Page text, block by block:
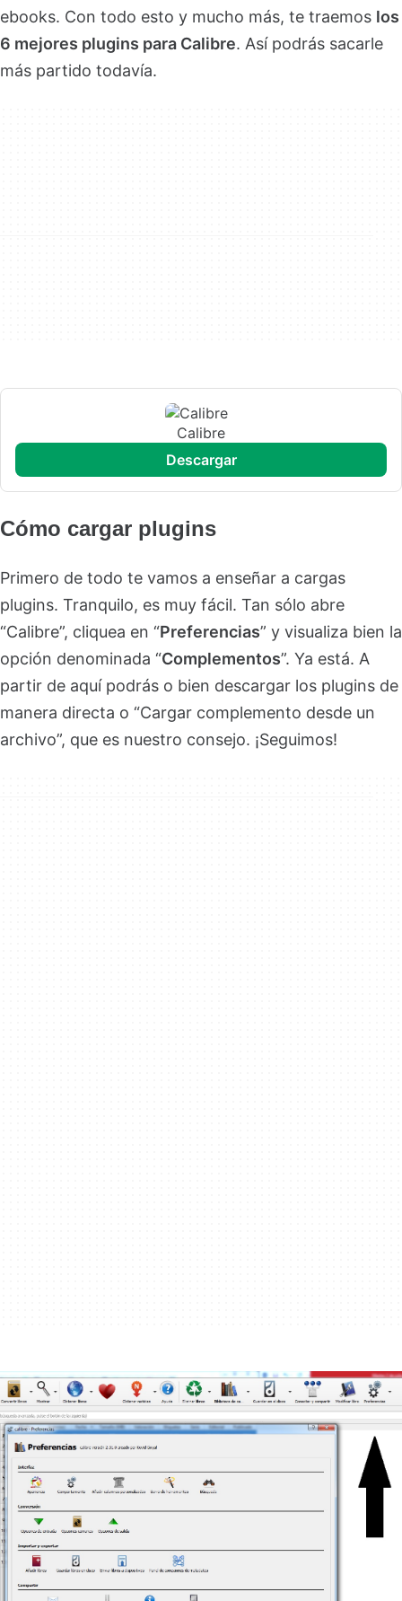
ebooks. Con todo esto y mucho más, te traemos los
6 mejores plugins para Calibre. Así podrás sacarle
más partido todavía.
Calibre
descargar
Cómo cargar plugins
Primero de todo te vamos a enseñar a cargas
plugins. Tranquilo, es muy fácil. Tan sólo abre
“Calibre”, cliquea en “Preferencias” y visualiza bien la
opción denominada “Complementos”. Ya está. A
partir de aquí podrás o bien descargar los plugins de
manera directa o “Cargar complemento desde un
archivo”, que es nuestro consejo. ¡Seguimos!